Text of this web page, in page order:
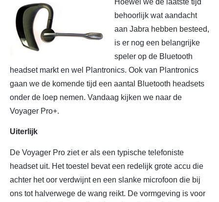
behoorlijk wat aandacht
aan Jabra hebben besteed,
is er nog een belangrijke
speler op de Bluetooth
headset markt en wel Plantronics. Ook van Plantronics
gaan we de komende tijd een aantal Bluetooth headsets
onder de loep nemen. Vandaag kijken we naar de
Voyager Pro+.
Uiterlijk
De Voyager Pro ziet er als een typische telefoniste
headset uit. Het toestel bevat een redelijk grote accu die
achter het oor verdwijnt en een slanke microfoon die bij
ons tot halverwege de wang reikt. De vormgeving is voor